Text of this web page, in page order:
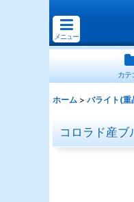
メニュー
カテ
ホーム > バライト(重
コロラド産ブ